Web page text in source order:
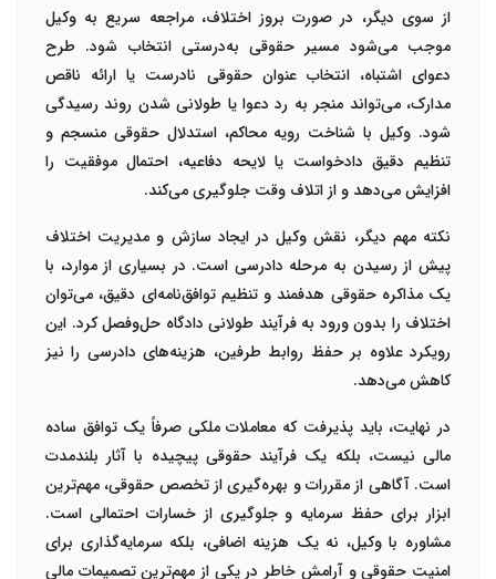
از سوی دیگر، در صورت بروز اختلاف، مراجعه سریع به وکیل
موجب می‌شود مسیر حقوقی به‌درستی انتخاب شود. طرح
دعوای اشتباه، انتخاب عنوان حقوقی نادرست یا ارائه ناقص
مدارک، می‌تواند منجر به رد دعوا یا طولانی شدن روند رسیدگی
شود. وکیل با شناخت رویه محاکم، استدلال حقوقی منسجم و
تنظیم دقیق دادخواست یا لایحه دفاعیه، احتمال موفقیت را
افزایش می‌دهد و از اتلاف وقت جلوگیری می‌کند.
نکته مهم دیگر، نقش وکیل در ایجاد سازش و مدیریت اختلاف
پیش از رسیدن به مرحله دادرسی است. در بسیاری از موارد، با
یک مذاکره حقوقی هدفمند و تنظیم توافق‌نامه‌ای دقیق، می‌توان
اختلاف را بدون ورود به فرآیند طولانی دادگاه حل‌وفصل کرد. این
رویکرد علاوه بر حفظ روابط طرفین، هزینه‌های دادرسی را نیز
کاهش می‌دهد.
در نهایت، باید پذیرفت که معاملات ملکی صرفاً یک توافق ساده
مالی نیست، بلکه یک فرآیند حقوقی پیچیده با آثار بلندمدت
است. آگاهی از مقررات و بهره‌گیری از تخصص حقوقی، مهم‌ترین
ابزار برای حفظ سرمایه و جلوگیری از خسارات احتمالی است.
مشاوره با وکیل، نه یک هزینه اضافی، بلکه سرمایه‌گذاری برای
امنیت حقوقی و آرامش خاطر در یکی از مهم‌ترین تصمیمات مالی